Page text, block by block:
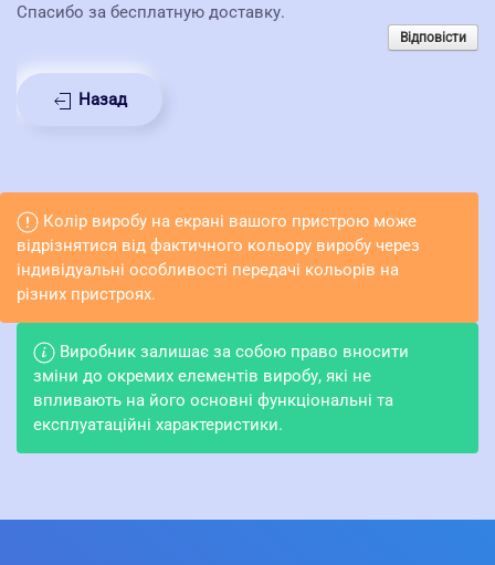
Спасибо за бесплатную доставку.
Відповісти
Назад
Колір виробу на екрані вашого пристрою може
відрізнятися від фактичного кольору виробу через
індивідуальні особливості передачі кольорів на
різних пристроях.
Виробник залишає за собою право вносити
зміни до окремих елементів виробу, які не
впливають на його основні функціональні та
експлуатаційні характеристики.